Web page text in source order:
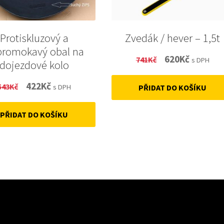
Protiskluzový a
obal na
dojezdové kolo
Kč
Original
price
was:
422KčCurrent
price
is:
s DPH
PŘIDAT DO KOŠÍKU
Zvedák / hever – 1,5t
741Kč
Original
price
was:
620KčCurrent
price
is:
s DPH
PŘIDAT DO KOŠÍKU